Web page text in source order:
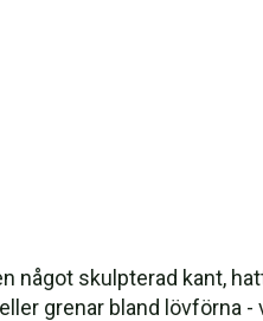
skulpterad kant,
grenar bland lövförna -